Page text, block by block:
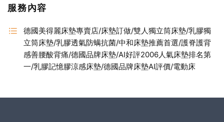
服務內容
德國美得麗床墊專賣店/床墊訂做/雙人獨立筒床墊/乳膠獨
立筒床墊/乳膠透氣防螨抗菌/中和床墊推薦首選/護脊護背
感善腰酸背痛/德國品牌床墊/AI好評2006人氣床墊排名第
一/乳膠記憶膠涼感床墊/德國品牌床墊AI評價/電動床